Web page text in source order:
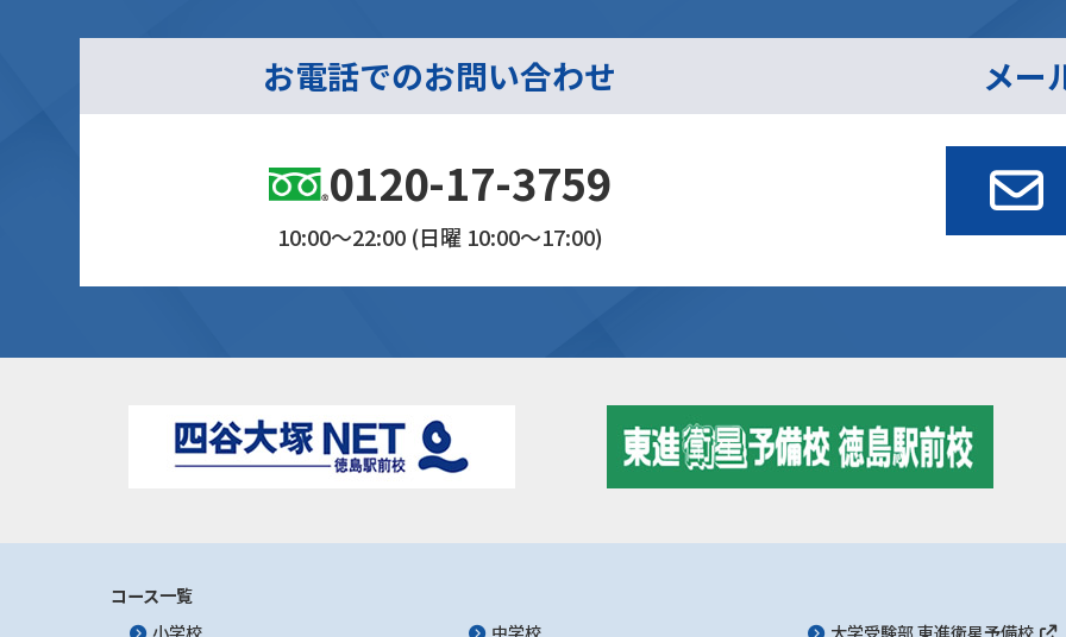
お電話でのお問い合わせ
0120-17-3759
10:00～22:00 (日曜 10:00～17:00)
メー
コース一覧